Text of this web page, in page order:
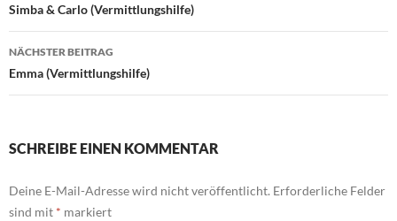
Simba & Carlo (Vermittlungshilfe)
NÄCHSTER BEITRAG
Emma (Vermittlungshilfe)
SCHREIBE EINEN KOMMENTAR
Deine E-Mail-Adresse wird nicht veröffentlicht. Erforderliche Felder
sind mit * markiert